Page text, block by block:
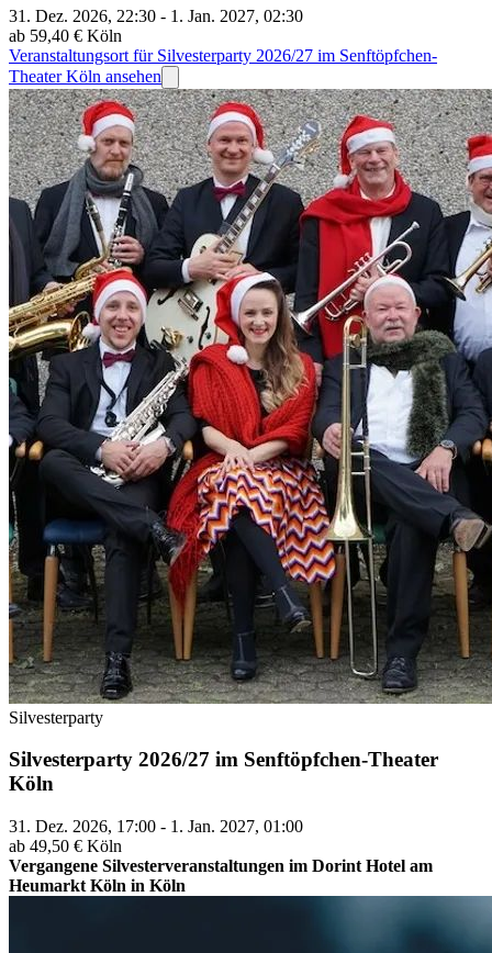
31. Dez. 2026, 22:30 - 1. Jan. 2027, 02:30
ab 59,40 € Köln
Veranstaltungsort für Silvesterparty 2026/27 im Senftöpfchen-
Theater Köln ansehen
Silvesterparty
Silvesterparty 2026/27 im Senftöpfchen-Theater
Köln
31. Dez. 2026, 17:00 - 1. Jan. 2027, 01:00
ab 49,50 € Köln
Vergangene Silvesterveranstaltungen im Dorint Hotel am
Heumarkt Köln in Köln